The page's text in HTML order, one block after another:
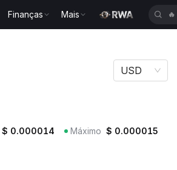
Finanças Mais 🔥
USD
$ 0.000014 Máximo $ 0.000015